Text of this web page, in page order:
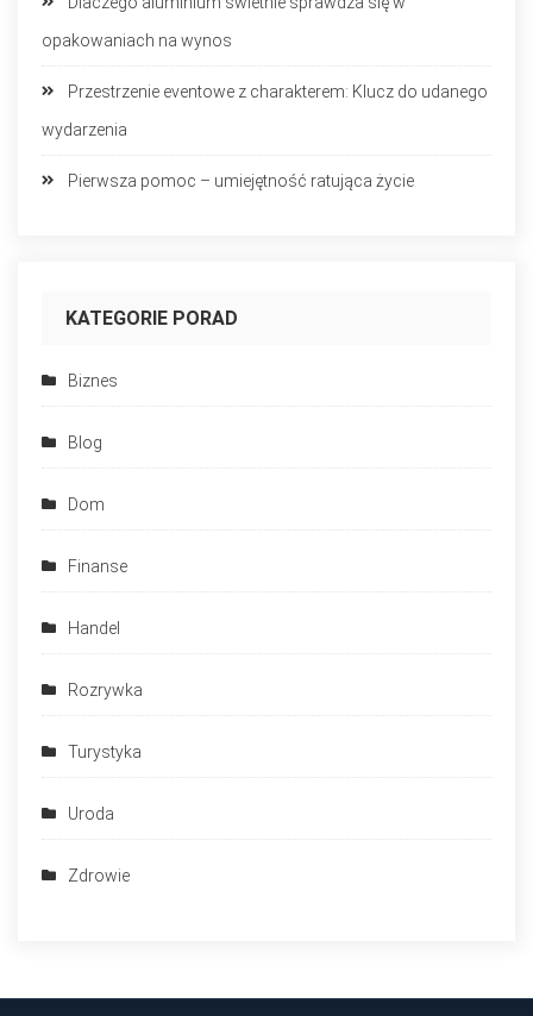
opakowaniach na wynos
Przestrzenie eventowe z charakterem: Klucz do udanego
wydarzenia
Pierwsza pomoc – umiejętność ratująca życie
KATEGORIE PORAD
Biznes
Blog
Dom
Finanse
Handel
Rozrywka
Turystyka
Uroda
Zdrowie